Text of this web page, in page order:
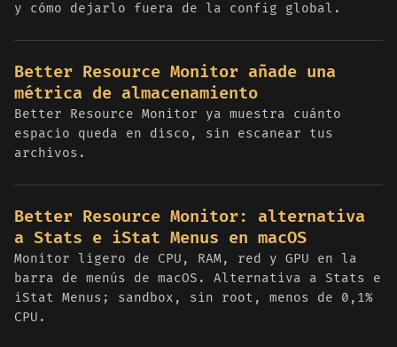
y cómo dejarlo fuera de la config global.
Better Resource Monitor añade una
métrica de almacenamiento
Better Resource Monitor ya muestra cuánto
espacio queda en disco, sin escanear tus
archivos.
Better Resource Monitor: alternativa
a Stats e iStat Menus en macOS
Monitor ligero de CPU, RAM, red y GPU en la
barra de menús de macOS. Alternativa a Stats e
iStat Menus; sandbox, sin root, menos de 0,1%
CPU.